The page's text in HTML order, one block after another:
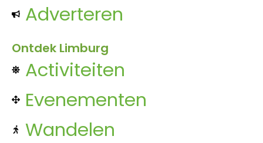
Adverteren
Ontdek Limburg
Activiteiten
Evenementen
Wandelen